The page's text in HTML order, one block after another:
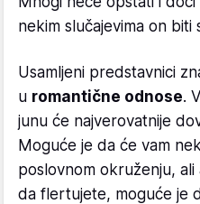
nekim slučajevima on biti
Usamljeni predstavnici
u romantične odnose.
junu će najverovatnije
Moguće je da će vam
poslovnom okruženju,
da flertujete, moguće je